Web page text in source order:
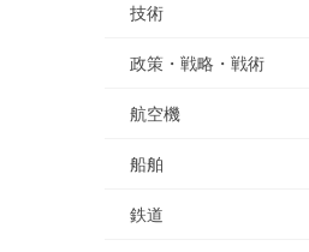
技術
政策・戦略・戦術
航空機
船舶
鉄道